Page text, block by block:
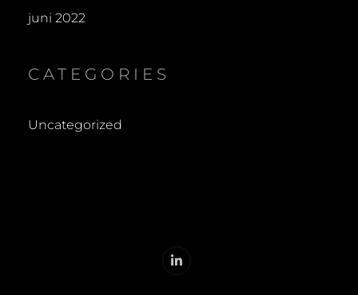
juni 2022
CATEGORIES
Uncategorized